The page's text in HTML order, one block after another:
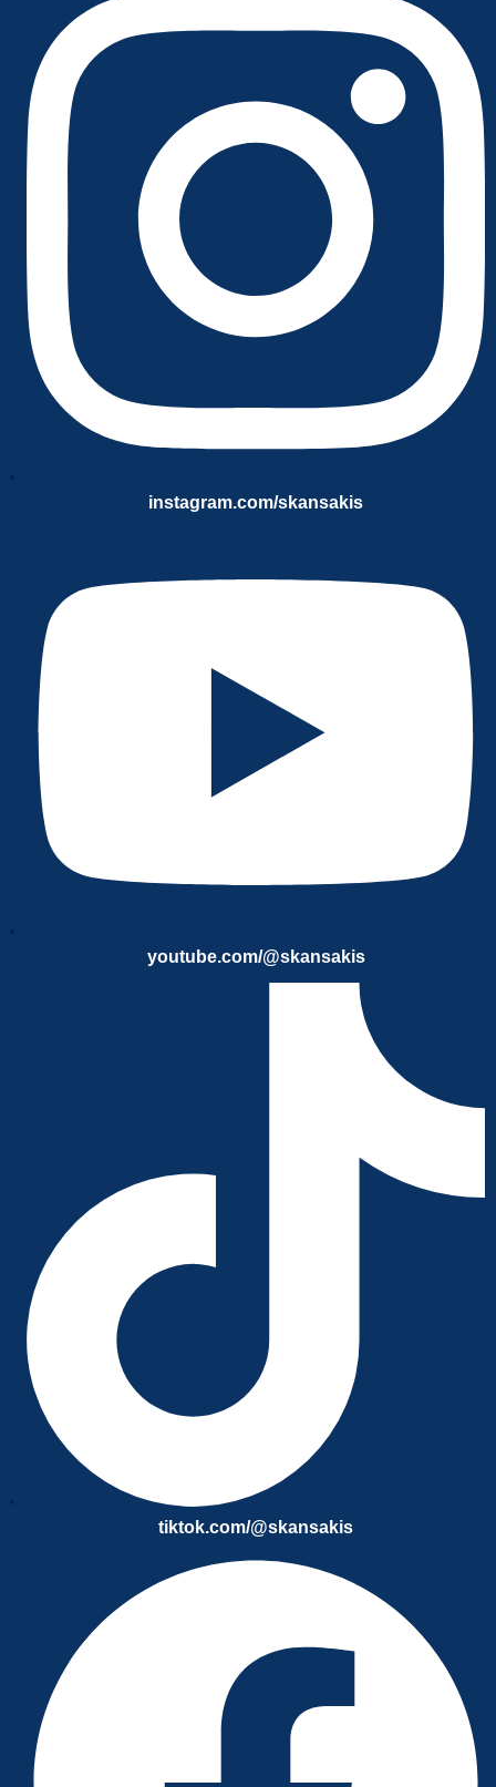
instagram.com/skansakis
youtube.com/@skansakis
tiktok.com/@skansakis